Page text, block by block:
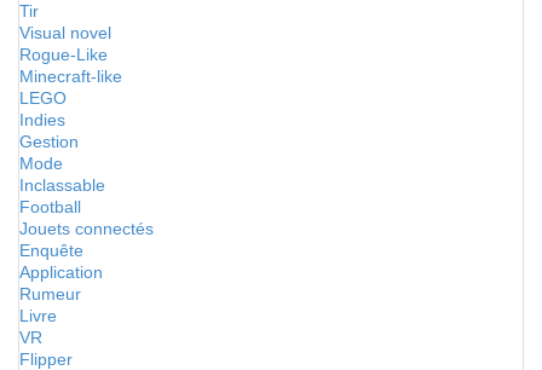
Tir
Visual novel
Rogue-Like
Minecraft-like
LEGO
Indies
Gestion
Mode
Inclassable
Football
Jouets connectés
Enquête
Application
Rumeur
Livre
VR
Flipper